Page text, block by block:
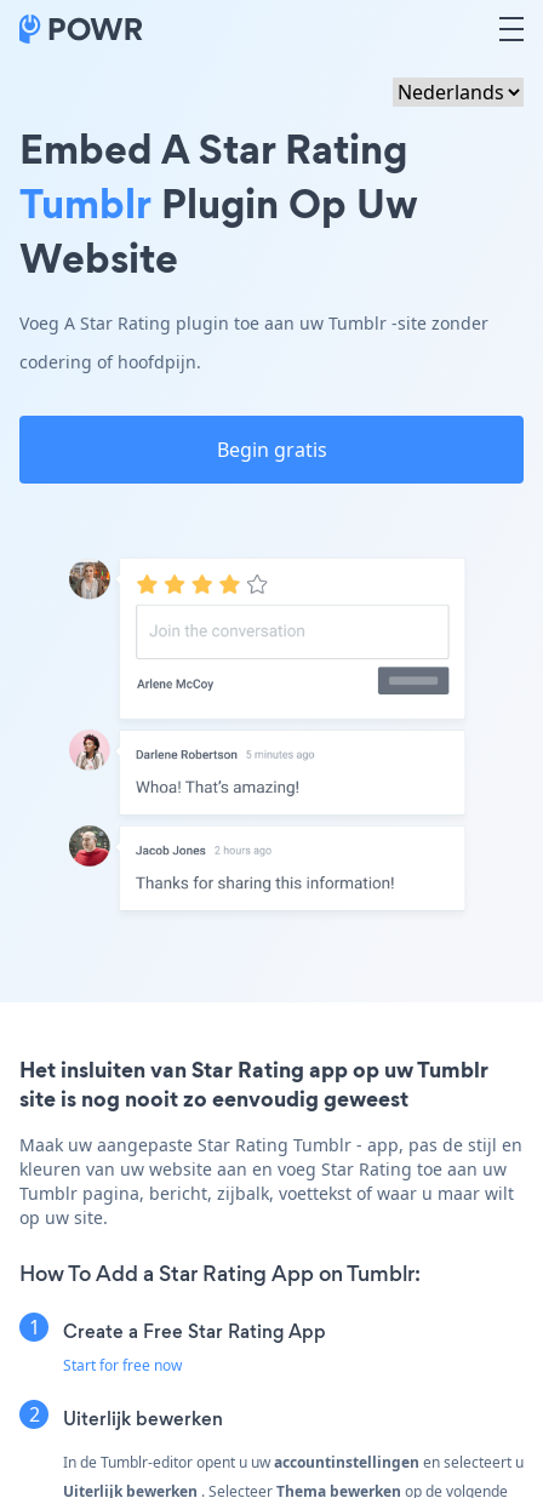
Embed A Star Rating
Tumblr Plugin Op Uw
Website
Voeg A Star Rating plugin toe aan uw Tumblr -site zonder
codering of hoofdpijn.
Begin gratis
Het insluiten van Star Rating app op uw Tumblr
site is nog nooit zo eenvoudig geweest
Maak uw aangepaste Star Rating Tumblr - app, pas de stijl en
kleuren van uw website aan en voeg Star Rating toe aan uw
Tumblr pagina, bericht, zijbalk, voettekst of waar u maar wilt
op uw site.
How To Add a Star Rating App on Tumblr:
Create a Free Star Rating App
Start for free now
Uiterlijk bewerken
In de Tumblr-editor opent u uwaccountinstellingen en selecteert u
Uiterlijk bewerken . SelecteerThema bewerken op de volgende